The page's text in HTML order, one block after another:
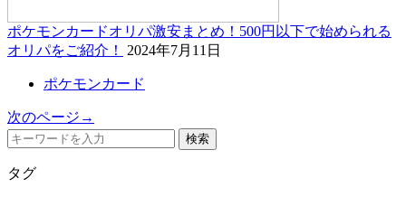
ポケモンカードオリパ激安まとめ！500円以下で始められる
オリパをご紹介！
2024年7月11日
ポケモンカード
次のページ→
検索
タグ